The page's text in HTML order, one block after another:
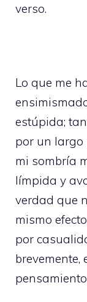
verso.
Lo que me
estúpida;
por un largo
mi sombría
límpida y
verdad que
mismo
por
brevemente,